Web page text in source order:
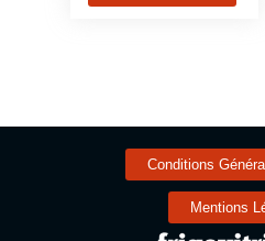
Conditions
Mentions